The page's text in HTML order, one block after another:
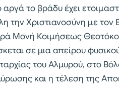
το βράδυ έχει
την Χριστιανοσύνη με τον
Μονή Κοιμήσεως
σε μια απείρου
του Αλμυρού, στο
και η τέλεση της